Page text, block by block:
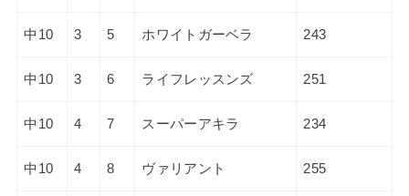
中10 3 5 ホワイトガーベラ 243
中10 3 6 ライフレッスンズ 251
中10 4 7 スーパーアキラ 234
中10 4 8 ヴァリアント 255